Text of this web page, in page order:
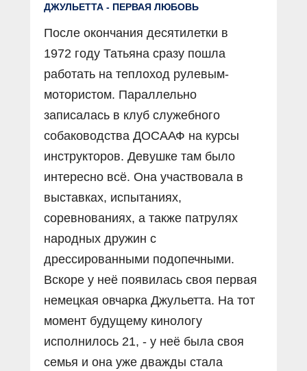
ДЖУЛЬЕТТА - ПЕРВАЯ ЛЮБОВЬ
После окончания десятилетки в
1972 году Татьяна сразу пошла
работать на теплоход рулевым-
мотористом. Параллельно
записалась в клуб служебного
собаководства ДОСААФ на курсы
инструкторов. Девушке там было
интересно всё. Она участвовала в
выставках, испытаниях,
соревнованиях, а также патрулях
народных дружин с
дрессированными подопечными.
Вскоре у неё появилась своя первая
немецкая овчарка Джульетта. На тот
момент будущему кинологу
исполнилось 21, - у неё была своя
семья и она уже дважды стала